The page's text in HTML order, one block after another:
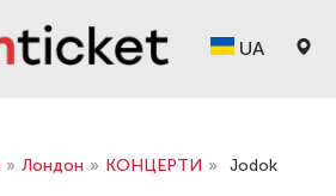
UA
» Лондон » КОНЦЕРТИ »
Jodok